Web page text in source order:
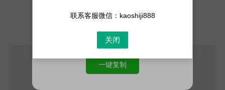
联系客服微信：kaoshiji888
关闭
一键复制